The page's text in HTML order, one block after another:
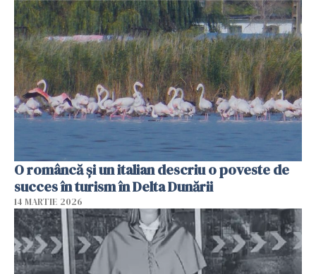
O româncă și un italian descriu o poveste de
succes în turism în Delta Dunării
14 MARTIE 2026